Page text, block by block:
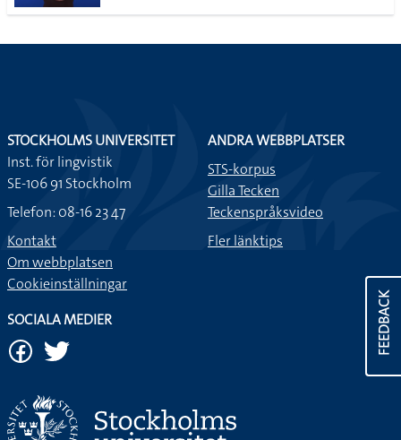
FEEDBACK
STOCKHOLMS UNIVERSITET
Inst. för lingvistik
SE-106 91 Stockholm
Telefon: 08-16 23 47
Kontakt
Om webbplatsen
Cookieinställningar
ANDRA WEBBPLATSER
STS-korpus
Gilla Tecken
Teckenspråksvideo
Fler länktips
SOCIALA MEDIER